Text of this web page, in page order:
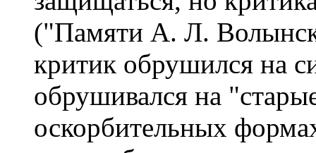
("Памяти А. Л.
критик обрушился на
обрушивался на
оскорбительных